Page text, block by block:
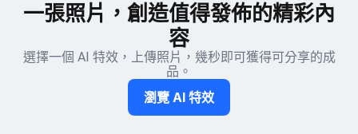
一張照片，創造值得發佈的精彩內
容
選擇一個 AI 特效，上傳照片，幾秒即可獲得可分享的成
品。
瀏覽 AI 特效